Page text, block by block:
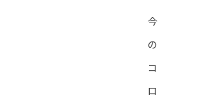
今
の
コ
ロ